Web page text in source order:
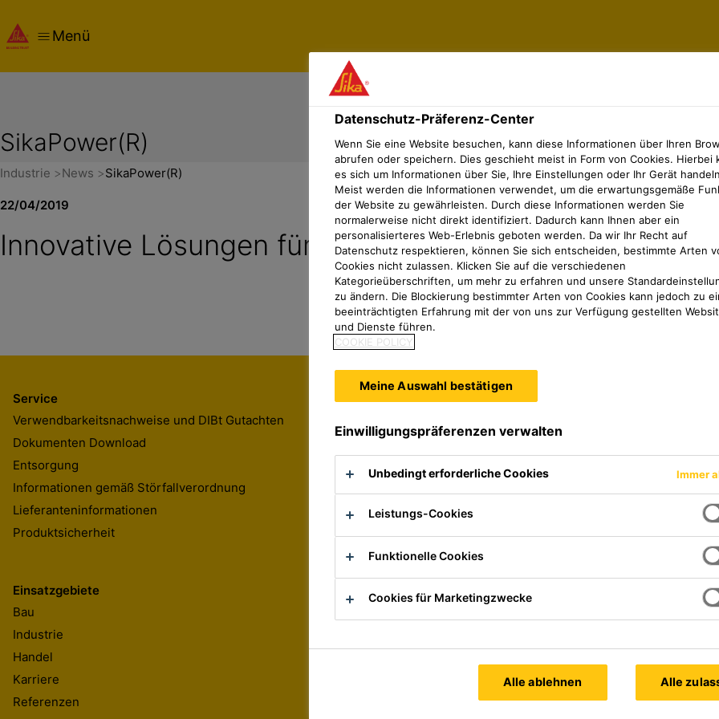
Menü
SikaPower(R)
Industrie News SikaPower(R)
22/04/2019
Innovative Lösungen für multi-material Bonding
Service
Verwendbarkeitsnachweise und DIBt Gutachten
Dokumenten Download
Entsorgung
Informationen gemäß Störfallverordnung
Lieferanteninformationen
Produktsicherheit
Einsatzgebiete
Bau
Industrie
Handel
Karriere
Referenzen
Datenschutz-Präferenz-Center
Wenn Sie eine Website besuchen, kann diese Informationen über Ihren
abrufen oder speichern. Dies geschieht meist in Form von Cookies. Hierbei
es sich um Informationen über Sie, Ihre Einstellungen oder Ihr Gerät
Meist werden die Informationen verwendet, um die erwartungsgemäße
der Website zu gewährleisten. Durch diese Informationen werden Sie
normalerweise nicht direkt identifiziert. Dadurch kann Ihnen aber ein
personalisierteres Web-Erlebnis geboten werden. Da wir Ihr Recht auf
Datenschutz respektieren, können Sie sich entscheiden, bestimmte Arten
Cookies nicht zulassen. Klicken Sie auf die verschiedenen
Kategorieüberschriften, um mehr zu erfahren und unsere
zu ändern. Die Blockierung bestimmter Arten von Cookies kann jedoch zu
beeinträchtigten Erfahrung mit der von uns zur Verfügung gestellten
und Dienste führen.
COOKIE POLICY
Meine Auswahl bestätigen
Einwilligungspräferenzen verwalten
Unbedingt erforderliche Cookies Immer
Leistungs-Cookies
Funktionelle Cookies
Cookies für Marketingzwecke
Alle ablehnen Alle